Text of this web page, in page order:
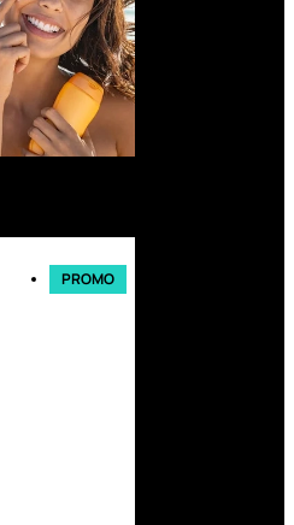
PROMO